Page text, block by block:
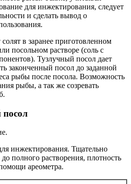
для инжектирования, следует
и сделать вывод о
в заранее приготовленном
посольном растворе (соль с
Тузлучный посол дает
законченный посол до заданной
рыбы после посола. Возможность
рыбы, а так же созревать
инжектирования. Тщательно
полного растворения, плотность
ареометра.